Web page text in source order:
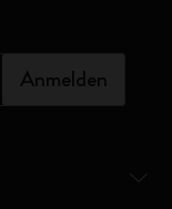
Anmelden